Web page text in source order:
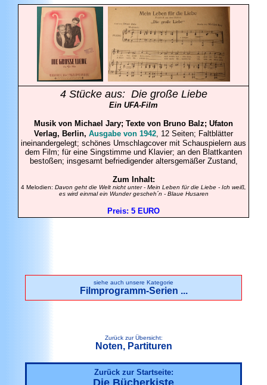
4 Stückeaus: Die große Liebe
Ein UFA-Film
Musik von Michael Jary; Texte von Bruno Balz; Ufaton
Verlag, Berlin, Ausgabe von 1942, 12 Seiten; Faltblätter
ineinandergelegt; schönes Umschlagcover mit Schauspielern aus
dem Film; für eine Singstimme und Klavier; an den Blattkanten
bestoßen; insgesamt befriedigender altersgemäßer Zustand,
Zum Inhalt:
4 Melodien: Davon geht die Welt nicht unter - Mein Leben für die Liebe - Ich weiß,
es wird einmal ein Wunder gescheh´n - Blaue Husaren
Preis: 5 EURO
siehe auch unsere Kategorie
Filmprogramm-Serien ...
Zurück zur Übersicht:
Noten, Partituren
Zurück zur Startseite:
Die Bücherkiste